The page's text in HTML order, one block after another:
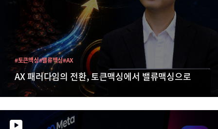
AX 패러다임의 전환, 토큰맥싱에서 밸류맥싱으로
#토큰맥싱#밸류맥싱#AX